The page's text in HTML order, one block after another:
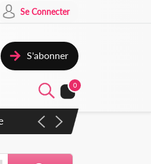
Se Connecter
S'abonner
0